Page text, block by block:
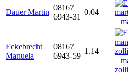
Dauer Martin
08167
6943-31
0.04
Eckebrecht
Manuela
08167
6943-59
1.14